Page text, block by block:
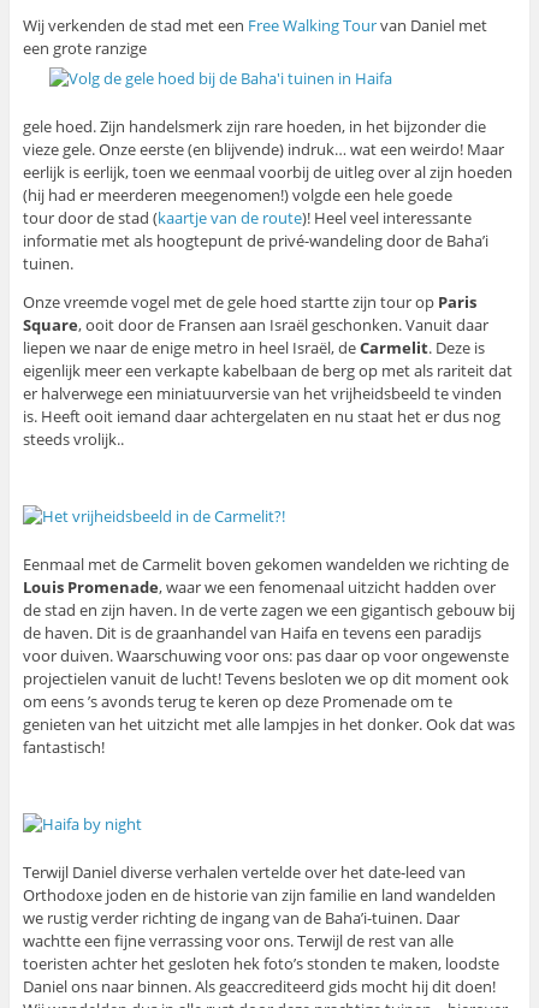
Wij verkenden de stad met een Free Walking Tourvan Daniel met
een grote ranzige
gele hoed. Zijn handelsmerk zijn rare hoeden, in het bijzonder die
vieze gele. Onze eerste (en blijvende) indruk… wat een weirdo! Maar
eerlijk is eerlijk, toen we eenmaal voorbij de uitleg over al zijn hoeden
(hij had er meerderen meegenomen!) volgde een hele goede
tour door de stad (kaartje van de route)! Heel veel interessante
informatie met als hoogtepunt de privé-wandeling door de Baha’i
tuinen.
Onze vreemde vogel met de gele hoed startte zijn tour op Paris
Square, ooit door de Fransen aan Israël geschonken. Vanuit daar
liepen we naar de enige metro in heel Israël, deCarmelit. Deze is
eigenlijk meer een verkapte kabelbaan de berg op met als rariteit dat
er halverwege een miniatuurversie van het vrijheidsbeeld te vinden
is. Heeft ooit iemand daar achtergelaten en nu staat het er dus nog
steeds vrolijk..
Eenmaal met de Carmelit boven gekomen wandelden we richting de
Louis Promenade, waar we een fenomenaal uitzicht hadden over
de stad en zijn haven. In de verte zagen we een gigantisch gebouw bij
de haven. Dit is de graanhandel van Haifa en tevens een paradijs
voor duiven. Waarschuwing voor ons: pas daar op voor ongewenste
projectielen vanuit de lucht! Tevens besloten we op dit moment ook
om eens ’s avonds terug te keren op deze Promenade om te
genieten van het uitzicht met alle lampjes in het donker. Ook dat was
fantastisch!
Terwijl Daniel diverse verhalen vertelde over het date-leed van
Orthodoxe joden en de historie van zijn familie en land wandelden
we rustig verder richting de ingang van de Baha’i-tuinen. Daar
wachtte een fijne verrassing voor ons. Terwijl de rest van alle
toeristen achter het gesloten hek foto’s stonden te maken, loodste
Daniel ons naar binnen. Als geaccrediteerd gids mocht hij dit doen!